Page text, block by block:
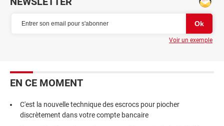
Voir un exemple
EN CE MOMENT
C'est la nouvelle technique des escrocs pour piocher
discrètement dans votre compte bancaire